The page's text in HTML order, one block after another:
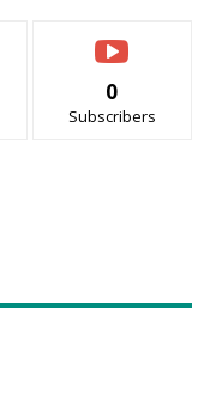
0
Subscribers